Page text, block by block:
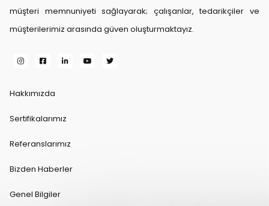
müşteri memnuniyeti sağlayarak; çalışanlar, tedarikçiler ve
müşterilerimiz arasında güven oluşturmaktayız.
Hakkımızda
Sertifikalarımız
Referanslarımız
Bizden Haberler
Genel Bilgiler